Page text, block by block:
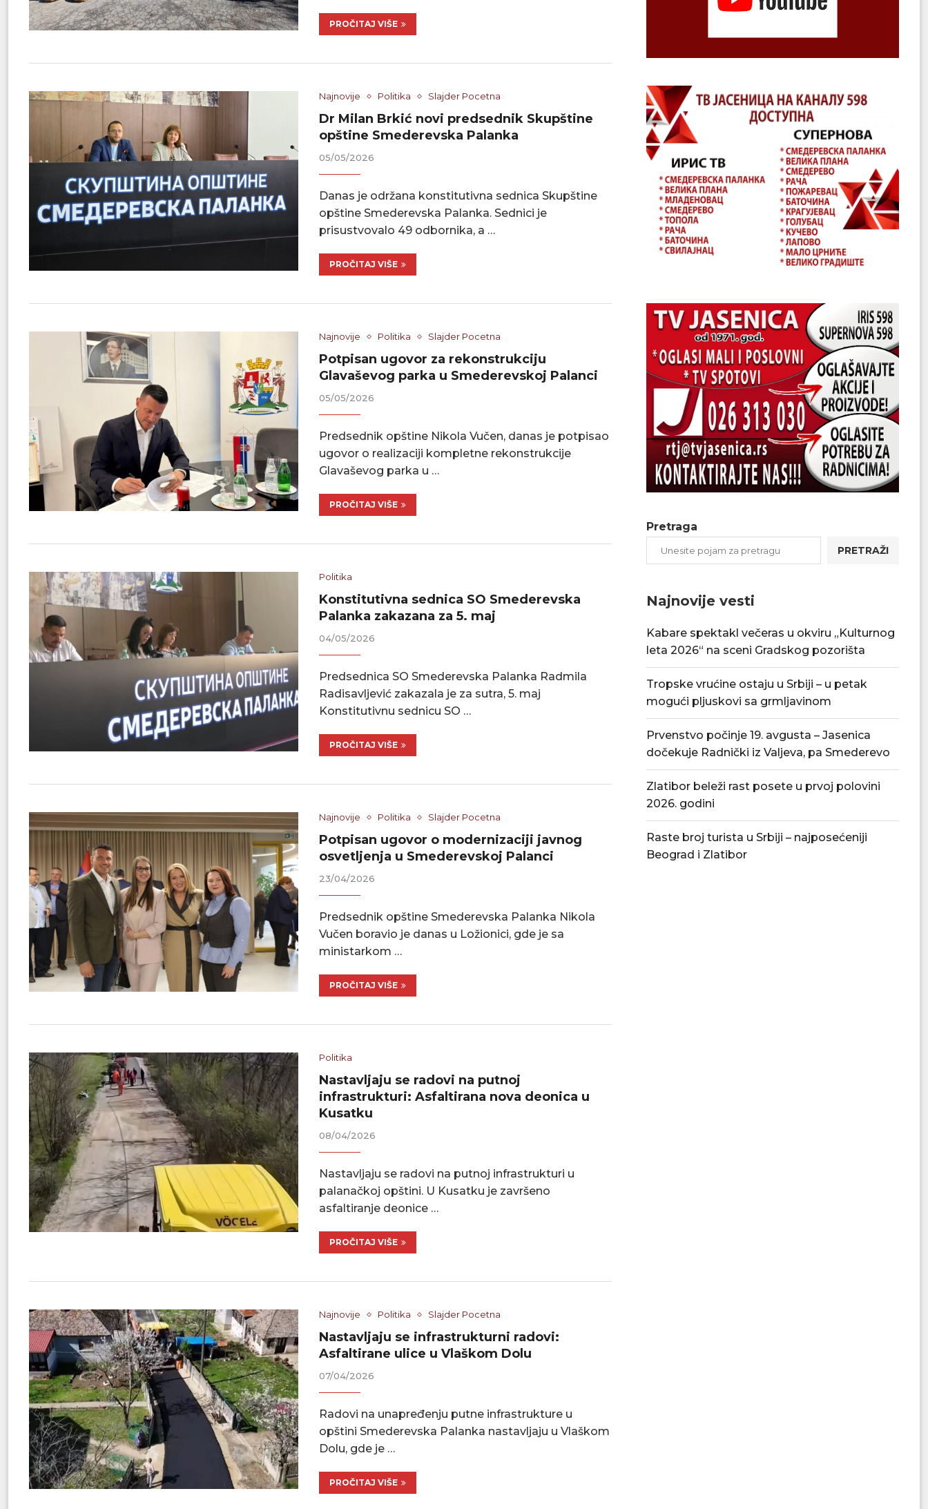
PROČITAJ VIŠE
Najnovije Politika Slajder Pocetna
Dr Milan Brkić novi predsednik Skupštine
opštine Smederevska Palanka
05/05/2026
Danas je održana konstitutivna sednica Skupštine
opštine Smederevska Palanka. Sednici je
prisustvovalo 49 odbornika, a …
PROČITAJ VIŠE
Najnovije Politika Slajder Pocetna
Potpisan ugovor za rekonstrukciju
Glavaševog parka u Smederevskoj Palanci
05/05/2026
Predsednik opštine Nikola Vučen, danas je potpisao
ugovor o realizaciji kompletne rekonstrukcije
Glavaševog parka u …
PROČITAJ VIŠE
Politika
Konstitutivna sednica SO Smederevska
Palanka zakazana za 5. maj
04/05/2026
Predsednica SO Smederevska Palanka Radmila
Radisavljević zakazala je za sutra, 5. maj
Konstitutivnu sednicu SO …
PROČITAJ VIŠE
Najnovije Politika Slajder Pocetna
Potpisan ugovor o modernizaciji javnog
osvetljenja u Smederevskoj Palanci
23/04/2026
Predsednik opštine Smederevska Palanka Nikola
Vučen boravio je danas u Ložionici, gde je sa
ministarkom …
PROČITAJ VIŠE
Politika
Nastavljaju se radovi na putnoj
infrastrukturi: Asfaltirana nova deonica u
Kusatku
08/04/2026
Nastavljaju se radovi na putnoj infrastrukturi u
palanačkoj opštini. U Kusatku je završeno
asfaltiranje deonice …
PROČITAJ VIŠE
Najnovije Politika Slajder Pocetna
Nastavljaju se infrastrukturni radovi:
Asfaltirane ulice u Vlaškom Dolu
07/04/2026
Radovi na unapređenju putne infrastrukture u
opštini Smederevska Palanka nastavljaju u Vlaškom
Dolu, gde je …
PROČITAJ VIŠE
Pretraga
PRETRAŽI
Najnovije vesti
Kabare spektakl večeras u okviru „Kulturnog
leta 2026“ na sceni Gradskog pozorišta
Tropske vrućine ostaju u Srbiji – u petak
mogući pljuskovi sa grmljavinom
Prvenstvo počinje 19. avgusta – Jasenica
dočekuje Radnički iz Valjeva, pa Smederevo
Zlatibor beleži rast posete u prvoj polovini
2026. godini
Raste broj turista u Srbiji – najposećeniji
Beograd i Zlatibor